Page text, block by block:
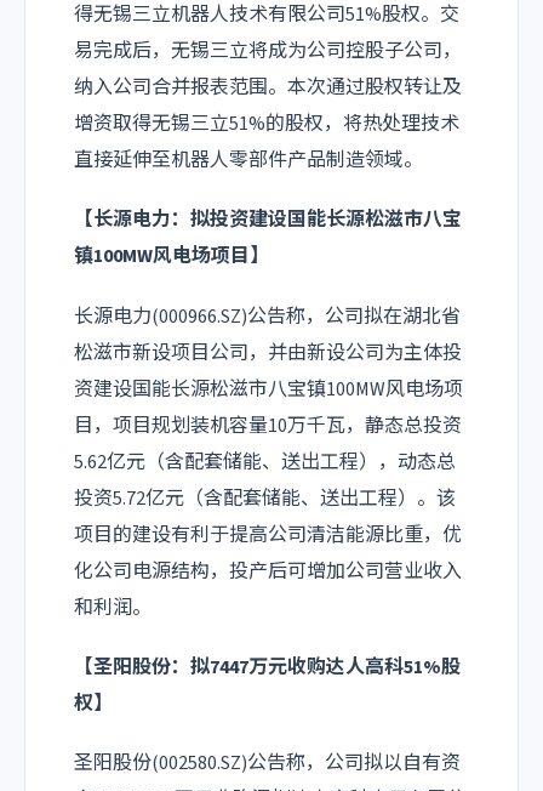
得无锡三立机器人技术有限公司51%股权。交
易完成后，无锡三立将成为公司控股子公司，
纳入公司合并报表范围。本次通过股权转让及
增资取得无锡三立51%的股权，将热处理技术
直接延伸至机器人零部件产品制造领域。
【长源电力：拟投资建设国能长源松滋市八宝
镇100MW风电场项目】
长源电力(000966.SZ)公告称，公司拟在湖北省
松滋市新设项目公司，并由新设公司为主体投
资建设国能长源松滋市八宝镇100MW风电场项
目，项目规划装机容量10万千瓦，静态总投资
5.62亿元（含配套储能、送出工程），动态总
投资5.72亿元（含配套储能、送出工程）。该
项目的建设有利于提高公司清洁能源比重，优
化公司电源结构，投产后可增加公司营业收入
和利润。
【圣阳股份：拟7447万元收购达人高科51%股
权】
圣阳股份(002580.SZ)公告称，公司拟以自有资